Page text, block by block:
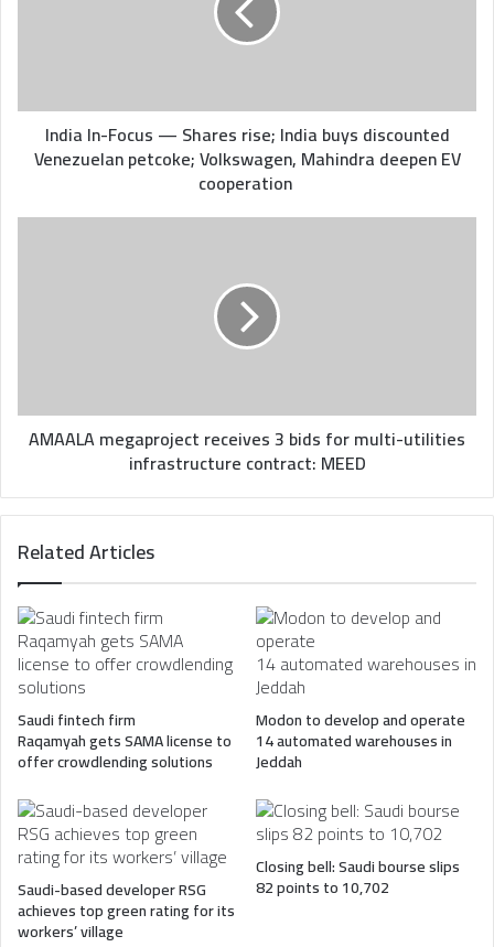
petcoke;
Volkswagen,
Mahindra
cooperation
India In-Focus — Shares rise; India buys discounted
Venezuelan petcoke; Volkswagen, Mahindra deepen EV
cooperation
AMAALA
contract:
MEED
AMAALA megaproject receives 3 bids for multi-utilities
infrastructure contract: MEED
Related Articles
Saudi fintech firm
Raqamyah gets SAMA license to
offer crowdlending solutions
Modon to develop and operate
14 automated warehouses in
Jeddah
Saudi-based developer RSG
achieves top green rating for its
workers’ village
Closing bell: Saudi bourse slips
82 points to 10,702